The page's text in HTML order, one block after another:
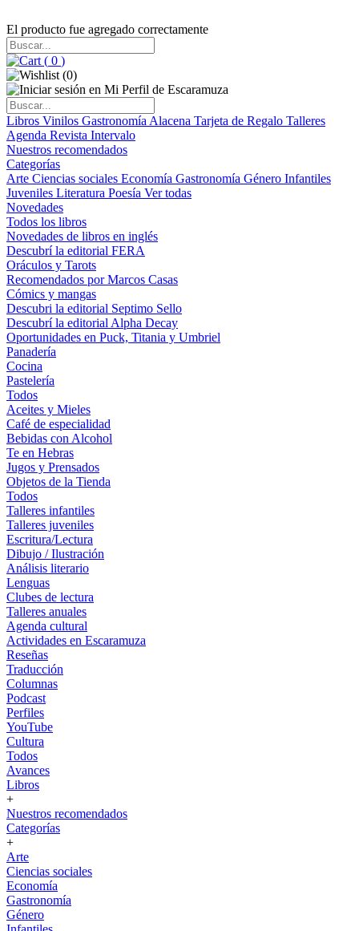
El producto fue agregado correctamente
( 0 )
(0)
Libros Vinilos Gastronomía Alacena Tarjeta de Regalo Talleres
Agenda Revista Intervalo
Nuestros recomendados
Categorías
Arte Ciencias sociales Economía Gastronomía Género Infantiles
Juveniles Literatura Poesía Ver todas
Novedades
Todos los libros
Novedades de libros en inglés
Descubrí la editorial FERA
Oráculos y Tarots
Recomendados por Marcos Casas
Cómics y mangas
Descubri la editorial Septimo Sello
Descubrí la editorial Alpha Decay
Oportunidades en Puck, Titania y Umbriel
Panadería
Cocina
Pastelería
Todos
Aceites y Mieles
Café de especialidad
Bebidas con Alcohol
Te en Hebras
Jugos y Prensados
Objetos de la Tienda
Todos
Talleres infantiles
Talleres juveniles
Escritura/Lectura
Dibujo / Ilustración
Análisis literario
Lenguas
Clubes de lectura
Talleres anuales
Agenda cultural
Actividades en Escaramuza
Reseñas
Traducción
Columnas
Podcast
Perfiles
YouTube
Cultura
Todos
Avances
Libros
+
Nuestros recomendados
Categorías
+
Arte
Ciencias sociales
Economía
Gastronomía
Género